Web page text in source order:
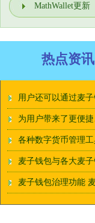
MathWallet更新
热点资讯